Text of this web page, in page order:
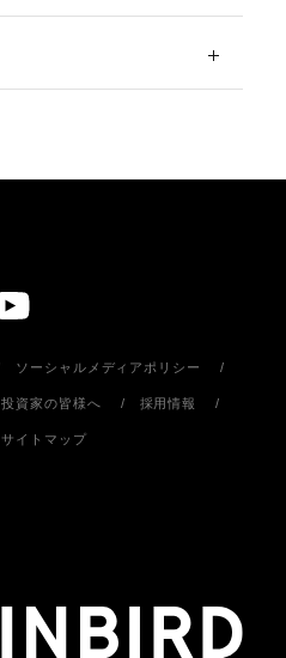
ソーシャルメディアポリシー
投資家の皆様へ 採用情報
サイトマップ